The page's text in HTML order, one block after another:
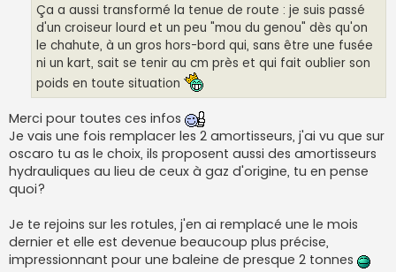
Ça a aussi transformé la tenue de route : je suis passé
d'un croiseur lourd et un peu "mou du genou" dès qu'on
le chahute, à un gros hors-bord qui, sans être une fusée
ni un kart, sait se tenir au cm près et qui fait oublier son
poids en toute situation
Merci pour toutes ces infos
Je vais une fois remplacer les 2 amortisseurs, j'ai vu que sur
oscaro tu as le choix, ils proposent aussi des amortisseurs
hydrauliques au lieu de ceux à gaz d'origine, tu en pense
quoi?
Je te rejoins sur les rotules, j'en ai remplacé une le mois
dernier et elle est devenue beaucoup plus précise,
impressionnant pour une baleine de presque 2 tonnes